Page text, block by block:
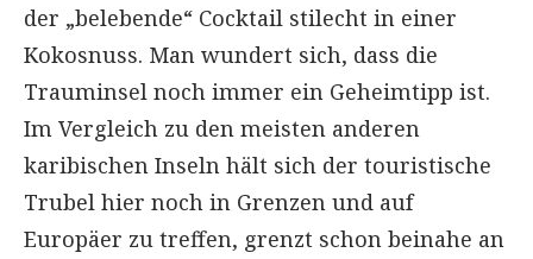
der „belebende“ Cocktail stilecht in einer
Kokosnuss. Man wundert sich, dass die
Trauminsel noch immer ein Geheimtipp ist.
Im Vergleich zu den meisten anderen
karibischen Inseln hält sich der touristische
Trubel hier noch in Grenzen und auf
Europäer zu treffen, grenzt schon beinahe an